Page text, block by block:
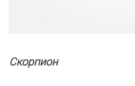
Скорпион